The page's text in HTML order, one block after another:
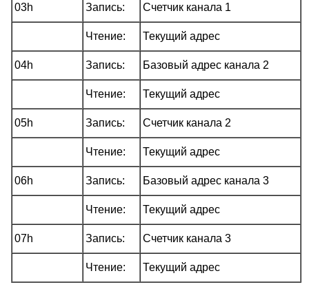
03h Запись: Счетчик канала 1
Чтение: Текущий адрес
04h Запись: Базовый адрес канала 2
Чтение: Текущий адрес
05h Запись: Счетчик канала 2
Чтение: Текущий адрес
06h Запись: Базовый адрес канала 3
Чтение: Текущий адрес
07h Запись: Счетчик канала 3
Чтение: Текущий адрес